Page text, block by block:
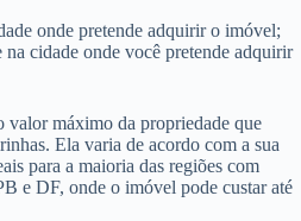
onde pretende adquirir o imóvel;
cidade onde você pretende adquirir
valor máximo da propriedade que
Ela varia de acordo com a sua
para a maioria das regiões com
e DF, onde o imóvel pode custar até